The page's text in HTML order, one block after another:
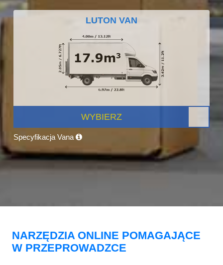
LUTON VAN
WYBIERZ
Specyfikacja Vana
NARZĘDZIA ONLINE POMAGAJĄCE
W PRZEPROWADZCE